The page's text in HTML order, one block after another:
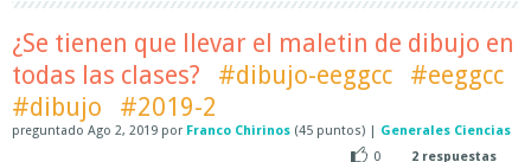
¿Se tienen que llevar el maletin de dibujo en
todas las clases?
#dibujo-eeggcc
#eeggcc
#dibujo
#2019-2
preguntado Ago 2, 2019 por Franco Chirinos (45 puntos) | Generales Ciencias
0
2 respuestas